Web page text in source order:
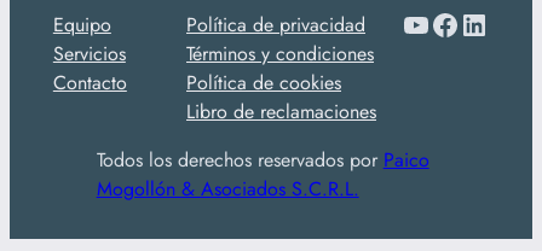
Equipo
Servicios
Contacto
Política de privacidad
Términos y condiciones
Política de cookies
Libro de reclamaciones
YouTube Facebook LinkedIn
Todos los derechos reservados por Paico
Mogollón & Asociados S.C.R.L.